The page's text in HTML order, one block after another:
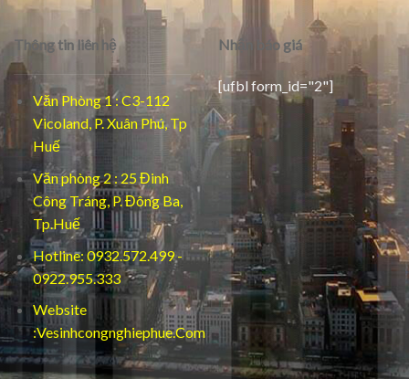
Thông tin liên hệ
Văn Phòng 1 : C3-112
Vicoland, P. Xuân Phú, Tp
Huế
Văn phòng 2 : 25 Đinh
Công Tráng, P. Đông Ba,
Tp.Huế
Hotline: 0932.572.499 -
0922.955.333
Website
:Vesinhcongnghiephue.Com
Nhận báo giá
[ufbl form_id="2"]